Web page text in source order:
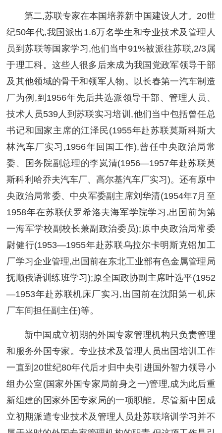
第二,苏联专家在本国培养新中国建设人才。20世
纪50年代,我国派出1.6万名学生和专业技术及管理人
员到苏联等国家学习,他们当中91%被派往苏联,2/3属
于理工科。这些人很多后来成为我国党政军领导干部
及其他领域的骨干和领军人物。以长春第一汽车制造
厂为例,到1956年先后共选派领导干部、管理人员、
技术人员539人到苏联实习培训,他们当中包括曾任总
书记和国家主席的江泽民(1955年赴苏联莫斯科斯大
林汽车厂实习,1956年回国工作),曾任中央政治局常
委、国务院副总理的李岚清(1956—1957年赴苏联莫
斯科利哈乔夫汽车厂、高尔基汽车厂实习)。还有原中
央政治局常委、中央军委副主席刘华清(1954年7月至
1958年在苏联伏罗希洛夫海军学院学习,出国前为第
一海军学校副校长兼副政治委员);原中央政治局常委
尉健行(1953—1955年赴苏联乌拉尔卡明斯克铝加工
厂学习企业管理,出国前在东北工业部有色金属管理局
抚顺俄语训练班学习);原全国政协副主席叶选平(1952
—1953年赴苏联机床厂实习,出国前在沈阳第一机床
厂车间担任副主任)等。
新中国成立初期的外国专家管理机构只负责管理
和服务外国专家。专业技术及管理人员出国培训工作
一直到20世纪80年代后オ归中央引进国外智力领导小
组办公室(国家外国专家局前身之一)管理,成为此后重
新组建的国家外国专家局的一项职能。尽管新中国成
立初期派遣专业技术及管理人员赴苏联培训学习并不